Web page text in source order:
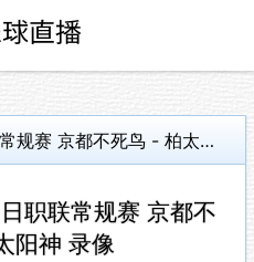
[咪咕体育]- 06-06 日职联常规赛 京都不死鸟 - 柏太阳神 录像
职联常规赛 京都不
阳神 录像